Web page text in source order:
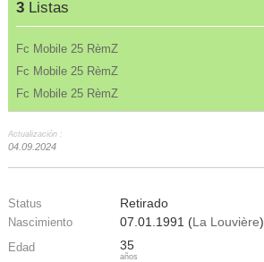
3 Listas
Fc Mobile 25 RèmZ
Fc Mobile 25 RèmZ
Fc Mobile 25 RèmZ
Actualización :
04.09.2024
Status Retirado
Nascimiento 07.01.1991 (La Louvière)
Edad 35
años